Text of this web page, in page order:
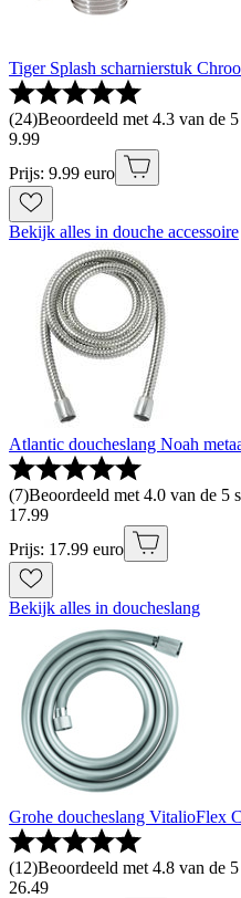
Tiger Splash scharnierstuk
(24)Beoordeeld met 4.3 van de
9.99
Prijs: 9.99 euro
Bekijk alles in douche accessoire
Atlantic doucheslang Noah
(7)Beoordeeld met 4.0 van de 5
17.99
Prijs: 17.99 euro
Bekijk alles in doucheslang
Grohe doucheslang VitalioFlex
(12)Beoordeeld met 4.8 van de
26.49